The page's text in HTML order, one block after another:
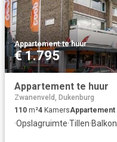
Appartement·te huur
€ 1.795
Appartement te huur
Zwanenveld, Dukenburg
110 m²4 KamersAppartement
·Opslagruimte·Tillen·Balkon